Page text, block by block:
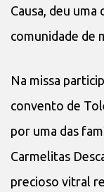
Causa, deu
comunidade de
Na missa
convento de
por uma das
Carmelitas
precioso vitral